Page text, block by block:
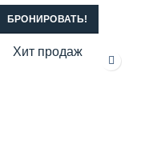
БРОНИРОВАТЬ!
Хит продаж